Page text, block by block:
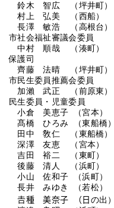
鈴木 智広 （坪井町）
村上 弘美 （西船）
長澤 敏浩 （高根台）
市社会福祉審議会委員
中村 順哉 （湊町）
保護司
齊藤 法晴 （坪井町）
市民生委員推薦会委員
加瀨 武正 （前原東）
民生委員・児童委員
小倉 美恵子 （宮本）
髙橋 ひろみ （東船橋）
田中 敎仁 （東船橋）
深澤 友恵 （宮本）
吉田 裕二 （東町）
後藤 清人 （浜町）
小山 佐和子 （浜町）
長井 みゆき （若松）
𠮷種 美奈子 （日の出）